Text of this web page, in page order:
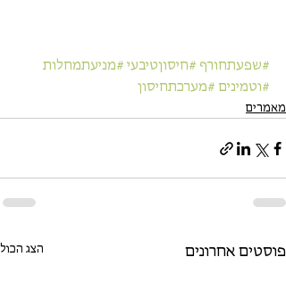
#שפעתחורף #חיסוןטיבעי #מניעתמחלות
#וטמינים #מערכתחיסון
מאמרים
פוסטים אחרונים הצג הכול